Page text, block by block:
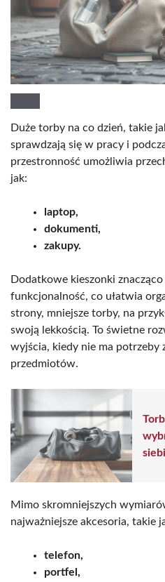
Duże torby na co dzień, takie
sprawdzają się w pracy i
przestronność umożliwia
jak:
laptop,
dokumenti,
zakupy.
Dodatkowe kieszonki
funkcjonalność, co ułatwia
strony, mniejsze torby, na
swoją lekkością. To świetne
wyjścia, kiedy nie ma potrzeby
przedmiotów.
Mimo skromniejszych
najważniejsze akcesoria, takie
telefon,
portfel,